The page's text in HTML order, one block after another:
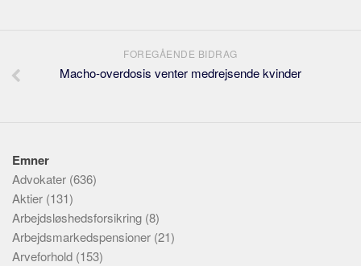
FOREGÅENDE BIDRAG
Macho-overdosis venter medrejsende kvinder
Emner
Advokater (636)
Aktier (131)
Arbejdsløshedsforsikring (8)
Arbejdsmarkedspensioner (21)
Arveforhold (153)